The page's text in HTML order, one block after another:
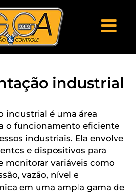
industrial
industrial é uma área
o funcionamento eficiente
industriais. Ela envolve
e dispositivos para
monitorar variáveis ​​como
vazão, nível e
em uma ampla gama de